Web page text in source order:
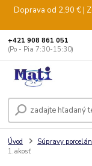
Doprava od 2,90 € |
+421 908 861 051
(Po - Pia 7:30-15:30)
Úvod Súpravy
1.akosť